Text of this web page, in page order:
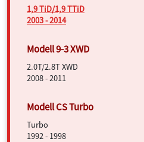
1,9 TiD/1,9 TTiD
2003 - 2014
2.0T/2.8T XWD
2008 - 2011
Turbo
1992 - 1998